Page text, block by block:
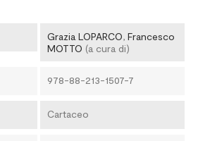
Grazia LOPARCO, Francesco
MOTTO (a cura di)
978-88-213-1507-7
Cartaceo